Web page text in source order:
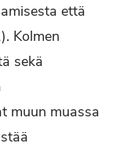
että
Kolmen
sekä
muun muassa